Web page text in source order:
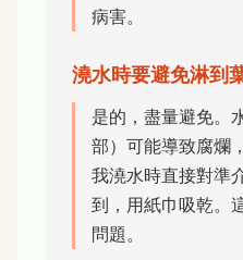
病害。
澆水時要避免淋到
是的，盡量避免。
部）可能導致腐爛
我澆水時直接對準
到，用紙巾吸乾。
問題。